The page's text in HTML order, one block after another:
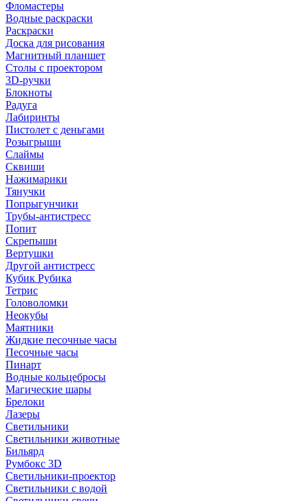
Фломастеры
Водные раскраски
Раскраски
Доска для рисования
Магнитный планшет
Столы с проектором
3D-ручки
Блокноты
Радуга
Лабиринты
Пистолет с деньгами
Розыгрыши
Слаймы
Сквиши
Нажимарики
Тянучки
Попрыгунчики
Трубы-антистресс
Попит
Скрепыши
Вертушки
Другой антистресс
Кубик Рубика
Тетрис
Головоломки
Неокубы
Маятники
Жидкие песочные часы
Песочные часы
Пинарт
Водные кольцебросы
Магические шары
Брелоки
Лазеры
Светильники
Светильники животные
Бильярд
Румбокс 3D
Светильники-проектор
Светильники с водой